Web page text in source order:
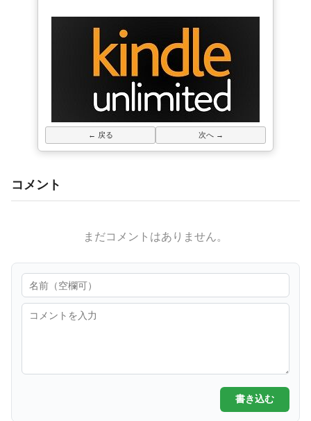
← 戻る 次へ →
コメント
まだコメントはありません。
書き込む